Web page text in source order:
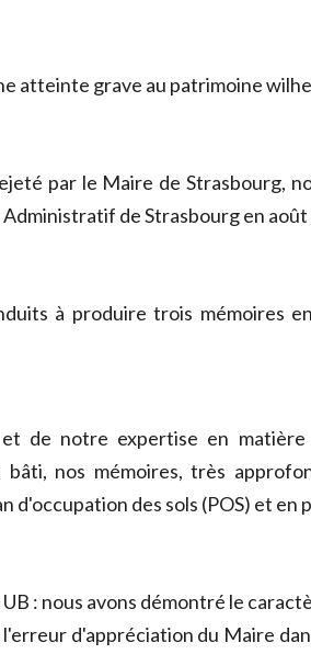
atteinte grave au patrimoine
par le Maire de Strasbourg,
de Strasbourg en août
à produire trois mémoires
de notre expertise en
bâti, nos mémoires, très
d'occupation des sols (POS) et en
: nous avons démontré le
d'appréciation du Maire